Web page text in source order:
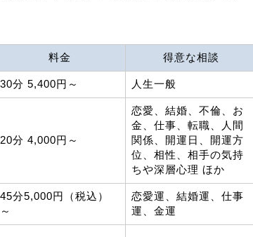
料金 得意な相談
30分 5,400円～ 人生一般
20分 4,000円～
恋愛、結婚、不倫、お
金、仕事、転職、人間
関係、開運日、開運方
位、相性、相手の気持
ちや深層心理 ほか
45分5,000円（税込）
～
恋愛運、結婚運、仕事
運、金運